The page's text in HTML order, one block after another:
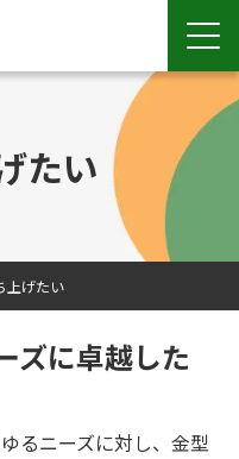
たい
上げたい
ズに卓越した
るニーズに対し、金型